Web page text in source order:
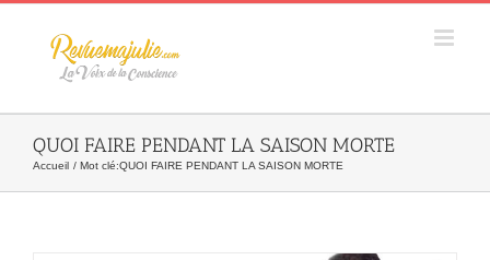
Skip
QUOI FAIRE PENDANT LA SAISON MORTE
Accueil Mot clé:QUOI FAIRE PENDANT LA SAISON MORTE